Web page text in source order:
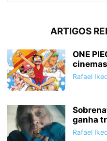
ARTIGOS
ONE
Rafael
ganha
Rafael